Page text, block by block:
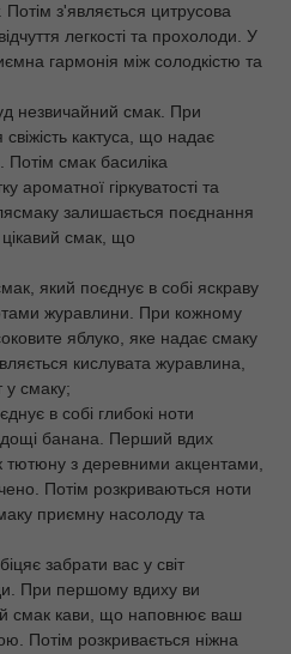
з'являється цитрусова
легкості та прохолоди. У
гармонія між солодкістю та
незвичайний смак. При
кактуса, що надає
Потім смак басиліка
ароматної гіркуватості та
залишається поєднання
цікавий смак, що
який поєднує в собі яскраву
журавлини. При кожному
яблуко, яке надає смаку
кислувата журавлина,
у смаку;
в собі глибокі ноти
банана. Перший вдих
тютюну з деревними акцентами,
Потім розкриваються ноти
приємну насолоду та
забрати вас у світ
При першому вдиху ви
смак кави, що наповнює ваш
Потім розкривається ніжна